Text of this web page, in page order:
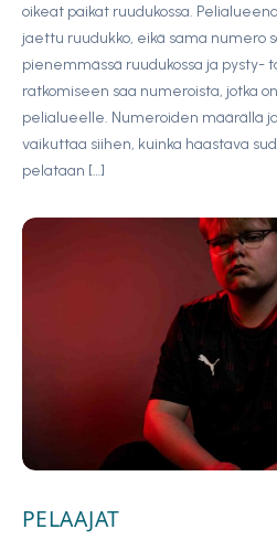
oikeat paikat ruudukossa.
jaettu ruudukko, eikä sama numero
pienemmässä ruudukossa ja pysty-
ratkomiseen saa numeroista, jotka
pelialueelle. Numeroiden määrällä
vaikuttaa siihen, kuinka haastava
pelataan […]
PELAAJAT